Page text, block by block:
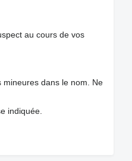
au cours de vos
dans le nom. Ne
indiquée.